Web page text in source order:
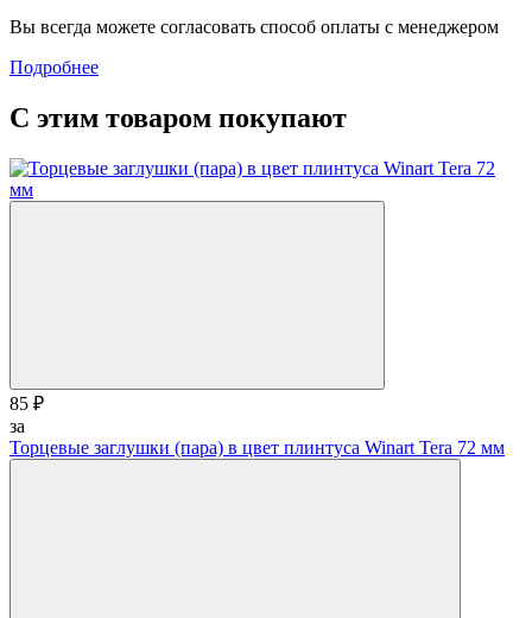
Вы всегда можете согласовать способ оплаты с менеджером
Подробнее
С этим товаром покупают
85 ₽
за
Торцевые заглушки (пара) в цвет плинтуса Winart Tera 72 мм